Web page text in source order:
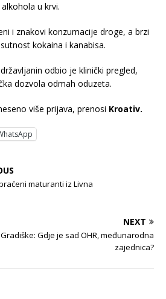
u krvi.
i znakovi konzumacije droge, a brzi
kokaina i kanabisa.
odbio je klinički pregled,
dozvola odmah oduzeta.
više prijava, prenosi Kroativ.
maturanti iz Livna
NEXT
Gdje je sad OHR, međunarodna
zajednica?